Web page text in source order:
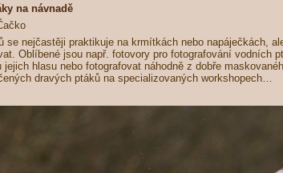
na návnadě
se nejčastěji praktikuje na krmítkách nebo napáječkách,
Oblíbené jsou např. fotovory pro fotografování vodních
jejich hlasu nebo fotografovat náhodně z dobře
dravých ptáků na specializovaných workshopech…